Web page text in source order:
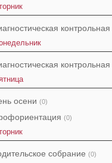
осени (0)
(0)
собрание (0)